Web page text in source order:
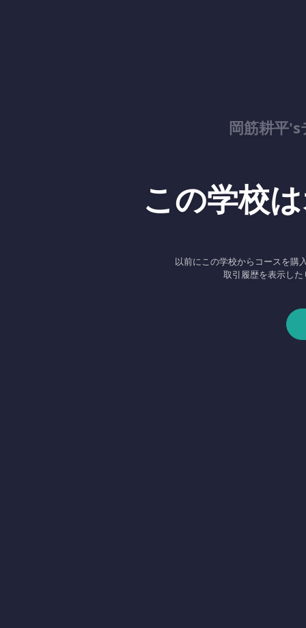
岡筋耕平
この学校
以前にこの学校からコースを購
取引履歴を表示し